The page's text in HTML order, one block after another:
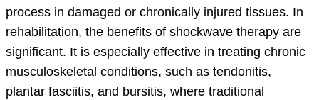
process in damaged or chronically injured tissues. In
rehabilitation, the benefits of shockwave therapy are
significant. It is especially effective in treating chronic
musculoskeletal conditions, such as tendonitis,
plantar fasciitis, and bursitis, where traditional